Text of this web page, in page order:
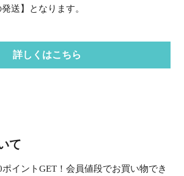
送】となります。
詳しくはこちら
て
イントGET！会員値段でお買い物でき